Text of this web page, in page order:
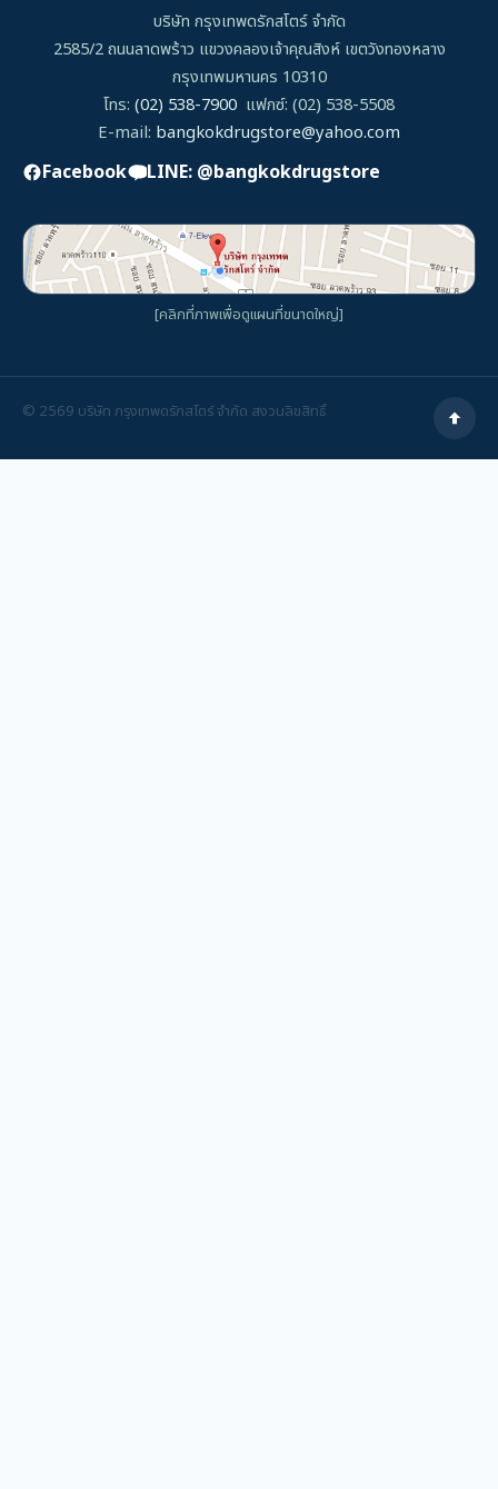
บริษัท กรุงเทพดรักสโตร์ จำกัด
2585/2 ถนนลาดพร้าว แขวงคลองเจ้าคุณสิงห์ เขตวังทองหลาง
กรุงเทพมหานคร 10310
โทร: (02) 538-7900 แฟกซ์: (02) 538-5508
E-mail: bangkokdrugstore@yahoo.com
Facebook LINE: @bangkokdrugstore
[คลิกที่ภาพเพื่อดูแผนที่ขนาดใหญ่]
© 2569 บริษัท กรุงเทพดรักสโตร์ จำกัด สงวนลิขสิทธิ์